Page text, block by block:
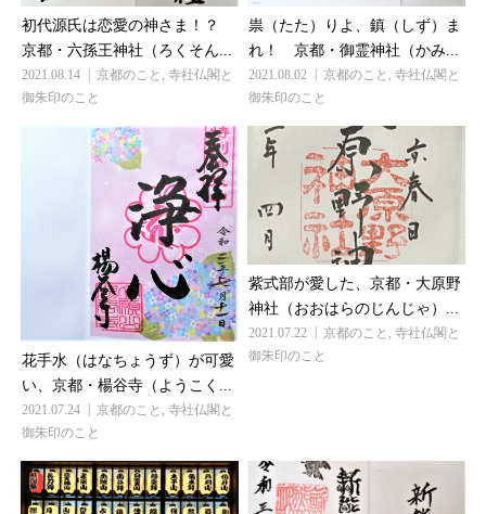
初代源氏は恋愛の神さま！？
京都・六孫王神社（ろくそん...
2021.08.14 京都のこと , 寺社仏閣と
御朱印のこと
祟（たた）りよ、鎮（しず）ま
れ！ 京都・御霊神社（かみ...
2021.08.02 京都のこと , 寺社仏閣と
御朱印のこと
花手水（はなちょうず）が可愛
い、京都・楊谷寺（ようこく...
2021.07.24 京都のこと , 寺社仏閣と
御朱印のこと
紫式部が愛した、京都・大原野
神社（おおはらのじんじゃ）...
2021.07.22 京都のこと
寺社仏閣と
御朱印のこと